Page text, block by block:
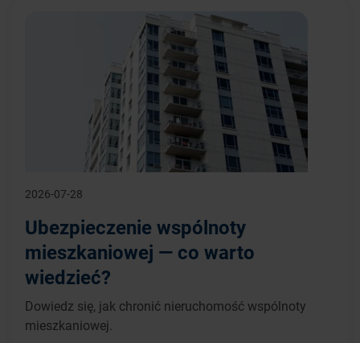
2026-07-28
Ubezpieczenie wspólnoty
mieszkaniowej — co warto
wiedzieć?
Dowiedz się, jak chronić nieruchomość wspólnoty
mieszkaniowej.